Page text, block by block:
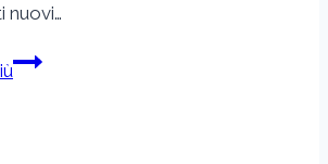
nuovi…
Mai